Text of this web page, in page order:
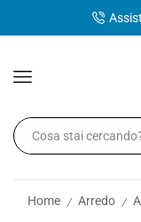
Home / Arredo /